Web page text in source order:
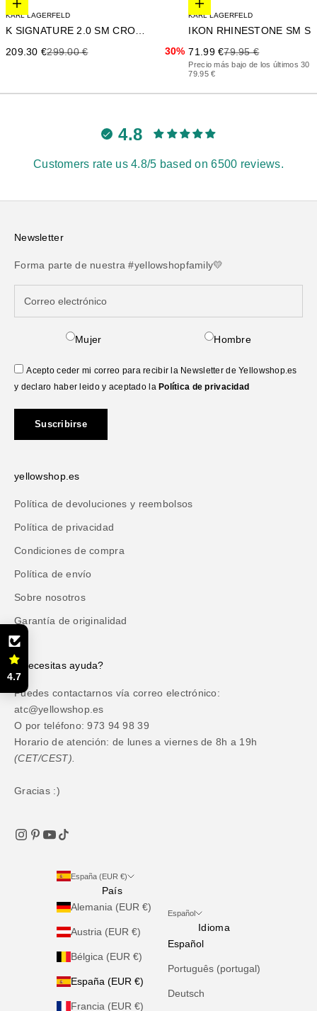
Elige opciones
KARL LAGERFELD
K SIGNATURE 2.0 SM CROSSBO
Precio de oferta
209.30 €Precio anterior
299.00 € 30%
Elige opciones
KARL LAGERFELD
Precio de oferta
71.99 €Precio anterior
79.95 €
Precio más bajo de los últimos 30
79.95 €
4.8
Customers rate us 4.8/5 based on 6500 reviews.
Newsletter
Forma parte de nuestra #yellowshopfamily💛
Mujer Hombre
Acepto ceder mi correo para recibir la Newsletter de Yellowshop.es
y declaro haber leido y aceptado la Política de privacidad
Suscribirse
yellowshop.es
Política de devoluciones y reembolsos
Política de privacidad
Condiciones de compra
Política de envío
Sobre nosotros
Garantía de originalidad
¿Necesitas ayuda?
Puedes contactarnos vía correo electrónico:
atc@yellowshop.es
O por teléfono: 973 94 98 39
Horario de atención: de lunes a viernes de 8h a 19h
(CET/CEST).
Gracias :)
España (EUR €)
País
Alemania (EUR €)
Austria (EUR €)
Bélgica (EUR €)
España (EUR €)
Francia (EUR €)
Español
Idioma
Español
Português (portugal)
Deutsch
4.7